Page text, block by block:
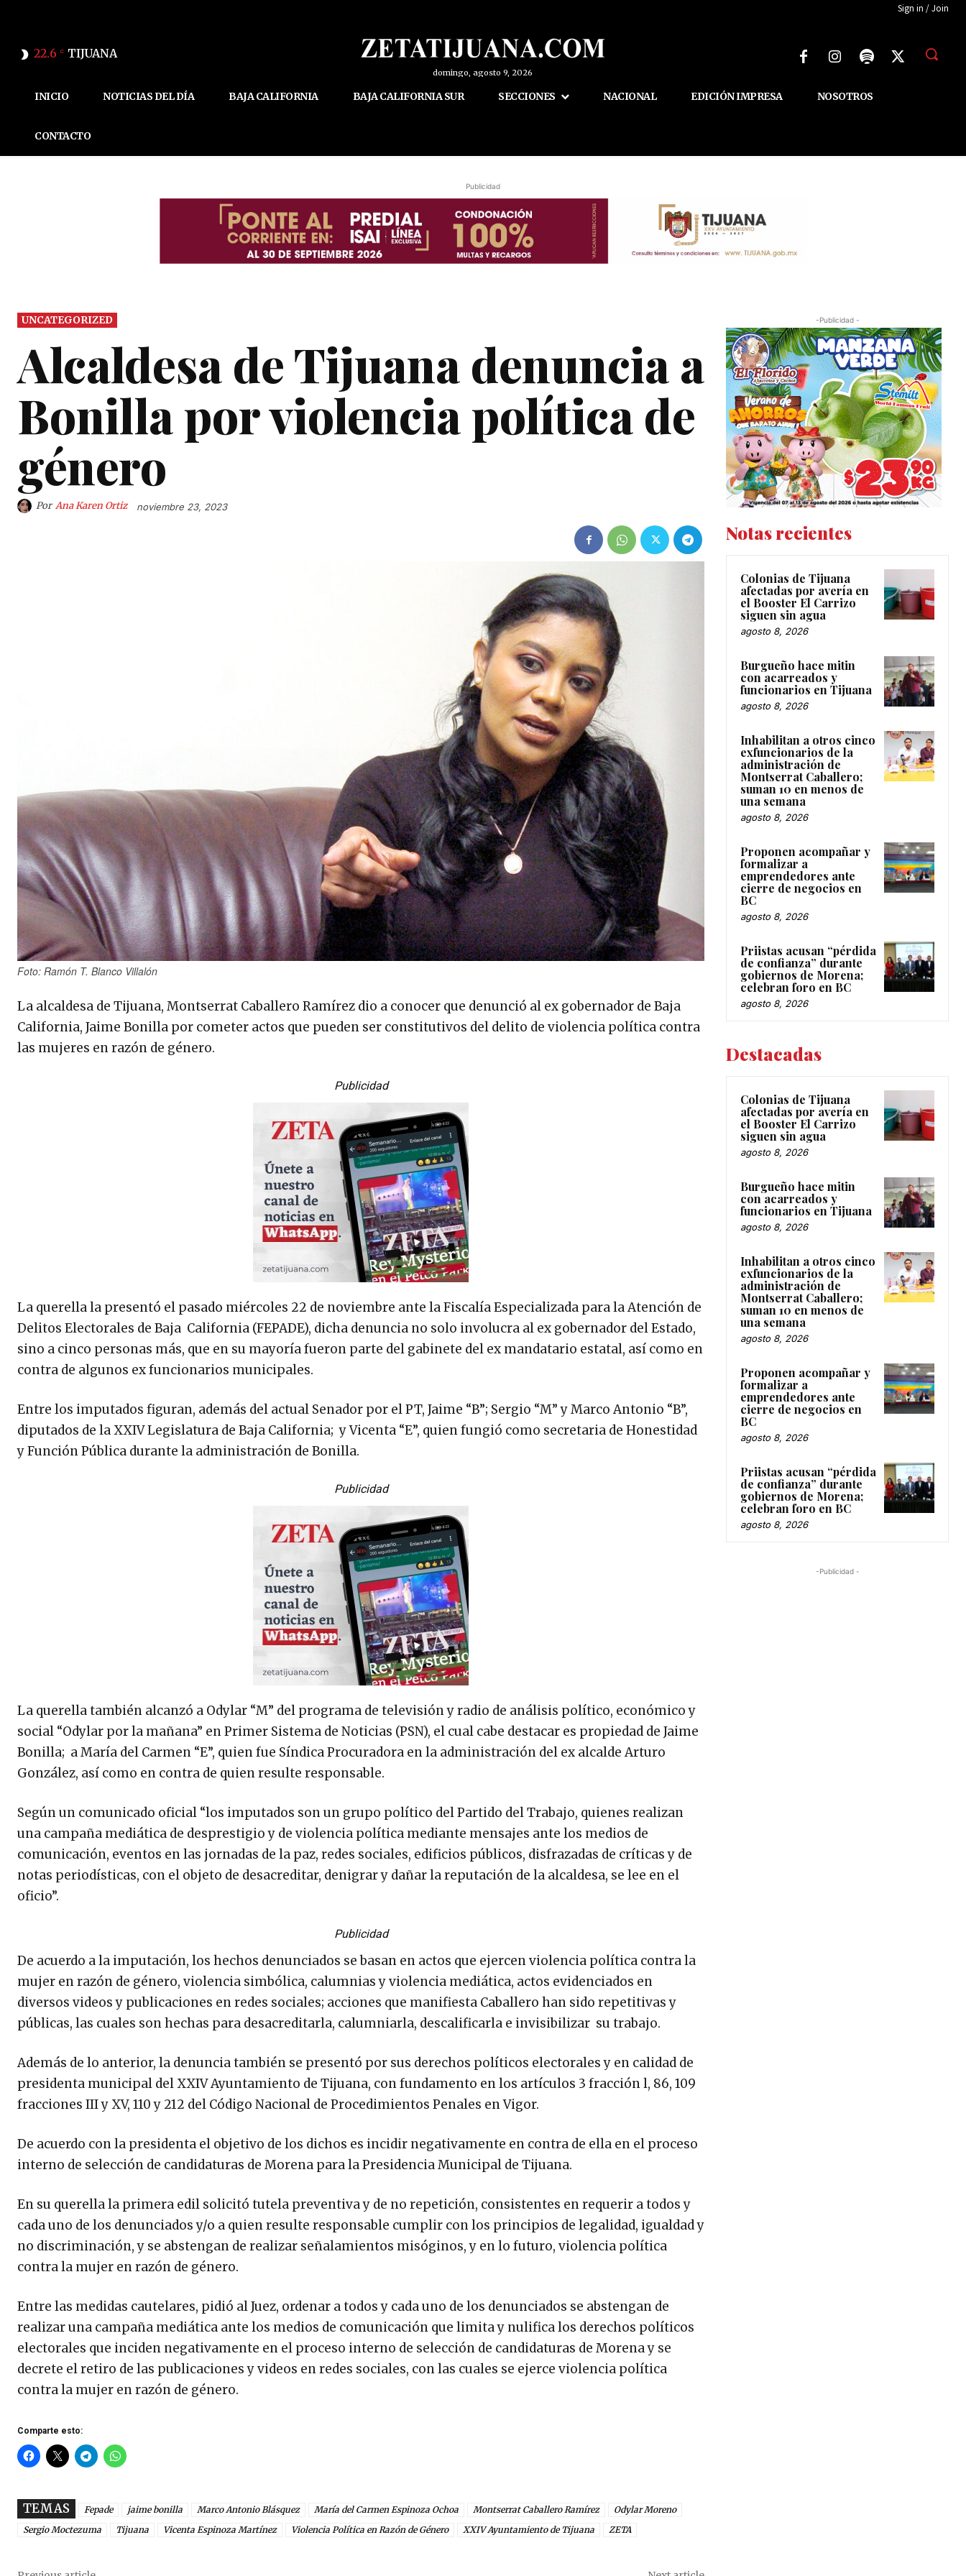
Sign in / Join
22.6 C TIJUANA
domingo, agosto 9, 2026
INICIO NOTICIAS DEL DÍA BAJA CALIFORNIA BAJA CALIFORNIA SUR SECCIONES NACIONAL EDICIÓN IMPRESA NOSOTROS
CONTACTO
Publicidad
UNCATEGORIZED
Alcaldesa de Tijuana denuncia a
Bonilla por violencia política de
género
Por Ana Karen Ortiz noviembre 23, 2023
Foto: Ramón T. Blanco Villalón
La alcaldesa de Tijuana, Montserrat Caballero Ramírez dio a conocer que denunció al ex gobernador de Baja
California, Jaime Bonilla por cometer actos que pueden ser constitutivos del delito de violencia política contra
las mujeres en razón de género.
Publicidad
La querella la presentó el pasado miércoles 22 de noviembre ante la Fiscalía Especializada para la Atención de
Delitos Electorales de Baja California (FEPADE), dicha denuncia no solo involucra al ex gobernador del Estado,
sino a cinco personas más, que en su mayoría fueron parte del gabinete del ex mandatario estatal, así como en
contra de algunos ex funcionarios municipales.
Entre los imputados figuran, además del actual Senador por el PT, Jaime “B”; Sergio “M” y Marco Antonio “B”,
diputados de la XXIV Legislatura de Baja California; y Vicenta “E”, quien fungió como secretaria de Honestidad
y Función Pública durante la administración de Bonilla.
Publicidad
La querella también alcanzó a Odylar “M” del programa de televisión y radio de análisis político, económico y
social “Odylar por la mañana” en Primer Sistema de Noticias (PSN), el cual cabe destacar es propiedad de Jaime
Bonilla; a María del Carmen “E”, quien fue Síndica Procuradora en la administración del ex alcalde Arturo
González, así como en contra de quien resulte responsable.
Según un comunicado oficial “los imputados son un grupo político del Partido del Trabajo, quienes realizan
una campaña mediática de desprestigio y de violencia política mediante mensajes ante los medios de
comunicación, eventos en las jornadas de la paz, redes sociales, edificios públicos, disfrazadas de críticas y de
notas periodísticas, con el objeto de desacreditar, denigrar y dañar la reputación de la alcaldesa, se lee en el
oficio”.
Publicidad
De acuerdo a la imputación, los hechos denunciados se basan en actos que ejercen violencia política contra la
mujer en razón de género, violencia simbólica, calumnias y violencia mediática, actos evidenciados en
diversos videos y publicaciones en redes sociales; acciones que manifiesta Caballero han sido repetitivas y
públicas, las cuales son hechas para desacreditarla, calumniarla, descalificarla e invisibilizar su trabajo.
Además de lo anterior, la denuncia también se presentó por sus derechos políticos electorales y en calidad de
presidenta municipal del XXIV Ayuntamiento de Tijuana, con fundamento en los artículos 3 fracción l, 86, 109
fracciones III y XV, 110 y 212 del Código Nacional de Procedimientos Penales en Vigor.
De acuerdo con la presidenta el objetivo de los dichos es incidir negativamente en contra de ella en el proceso
interno de selección de candidaturas de Morena para la Presidencia Municipal de Tijuana.
En su querella la primera edil solicitó tutela preventiva y de no repetición, consistentes en requerir a todos y
cada uno de los denunciados y/o a quien resulte responsable cumplir con los principios de legalidad, igualdad y
no discriminación, y se abstengan de realizar señalamientos misóginos, y en lo futuro, violencia política
contra la mujer en razón de género.
Entre las medidas cautelares, pidió al Juez, ordenar a todos y cada uno de los denunciados se abstengan de
realizar una campaña mediática ante los medios de comunicación que limita y nulifica los derechos políticos
electorales que inciden negativamente en el proceso interno de selección de candidaturas de Morena y se
decrete el retiro de las publicaciones y videos en redes sociales, con las cuales se ejerce violencia política
contra la mujer en razón de género.
Comparte esto:
TEMAS Fepade jaime bonilla Marco Antonio Blásquez María del Carmen Espinoza Ochoa Montserrat Caballero Ramírez
Odylar Moreno
Sergio Moctezuma
Tijuana Vicenta Espinoza Martínez Violencia Política en Razón de Género XXIV Ayuntamiento de Tijuana ZETA
-Publicidad -
Notas recientes
Colonias de Tijuana
afectadas por avería en
el Booster El Carrizo
siguen sin agua
agosto 8, 2026
Burgueño hace mitin
con acarreados y
funcionarios en Tijuana
agosto 8, 2026
Inhabilitan a otros cinco
exfuncionarios de la
administración de
Montserrat Caballero;
suman 10 en menos de
una semana
agosto 8, 2026
Proponen acompañar y
formalizar a
emprendedores ante
cierre de negocios en
BC
agosto 8, 2026
Priistas acusan “pérdida
de confianza” durante
gobiernos de Morena;
celebran foro en BC
agosto 8, 2026
Destacadas
Colonias de Tijuana
afectadas por avería en
el Booster El Carrizo
siguen sin agua
agosto 8, 2026
Burgueño hace mitin
con acarreados y
funcionarios en Tijuana
agosto 8, 2026
Inhabilitan a otros cinco
exfuncionarios de la
administración de
Montserrat Caballero;
suman 10 en menos de
una semana
agosto 8, 2026
Proponen acompañar y
formalizar a
emprendedores ante
cierre de negocios en
BC
agosto 8, 2026
Priistas acusan “pérdida
de confianza” durante
gobiernos de Morena;
celebran foro en BC
agosto 8, 2026
-Publicidad -